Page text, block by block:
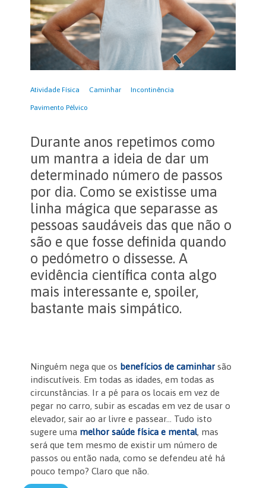
Atividade Física Caminhar Incontinência
Pavimento Pélvico
Durante anos repetimos como
um mantra a ideia de dar um
determinado número de passos
por dia. Como se existisse uma
linha mágica que separasse as
pessoas saudáveis das que não o
são e que fosse definida quando
o pedómetro o dissesse. A
evidência científica conta algo
mais interessante e, spoiler,
bastante mais simpático.
Ninguém nega que os benefícios de caminharsão
indiscutíveis. Em todas as idades, em todas as
circunstâncias. Ir a pé para os locais em vez de
pegar no carro, subir as escadas em vez de usar o
elevador, sair ao ar livre e passear… Tudo isto
sugere uma melhor saúde física e mental, mas
será que tem mesmo de existir um número de
passos ou então nada, como se defendeu até há
pouco tempo? Claro que não.